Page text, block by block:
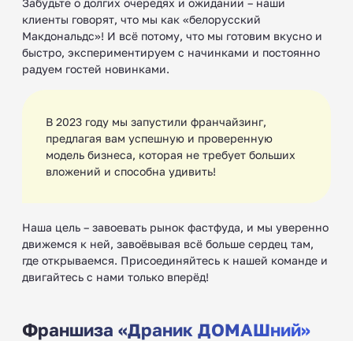
клиенты говорят, что мы как «белорусский
Макдональдс»! И всё потому, что мы готовим вкусно и
быстро, экспериментируем с начинками и постоянно
радуем гостей новинками.
В 2023 году мы запустили франчайзинг,
предлагая вам успешную и проверенную
модель бизнеса, которая не требует больших
вложений и способна удивить!
Наша цель – завоевать рынок фастфуда, и мы уверенно
движемся к ней, завоёвывая всё больше сердец там,
где открываемся. Присоединяйтесь к нашей команде и
двигайтесь с нами только вперёд!
Франшиза «Драник ДОМАШний»